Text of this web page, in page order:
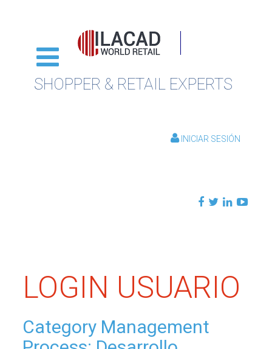
SHOPPER & RETAIL EXPERTS
INICIAR SESIÓN
LOGIN USUARIO
Category Management